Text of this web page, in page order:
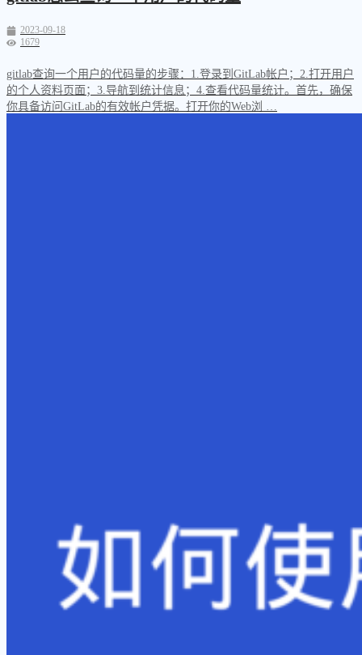
2023-09-18
1679
gitlab查询一个用户的代码量的步骤：1.登录到GitLab帐户；2.打开用户
的个人资料页面；3.导航到统计信息；4.查看代码量统计。首先，确保
你具备访问GitLab的有效帐户凭据。打开你的Web浏 …